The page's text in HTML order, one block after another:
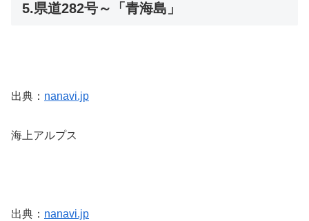
5.県道282号～「青海島」
出典： nanavi.jp
海上アルプス
出典： nanavi.jp